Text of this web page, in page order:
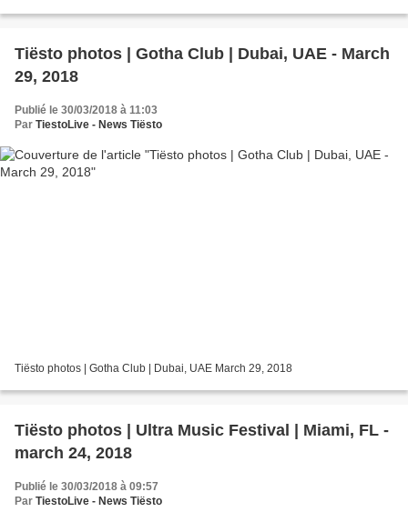
Tiësto photos | Gotha Club | Dubai, UAE - March
29, 2018
Publié le 30/03/2018 à 11:03
Par TiestoLive - News Tiësto
Tiësto photos | Gotha Club | Dubai, UAE March 29, 2018
Tiësto photos | Ultra Music Festival | Miami, FL -
march 24, 2018
Publié le 30/03/2018 à 09:57
Par TiestoLive - News Tiësto